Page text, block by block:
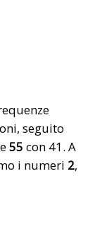
seguito
e55con 41. A
i numeri 2,